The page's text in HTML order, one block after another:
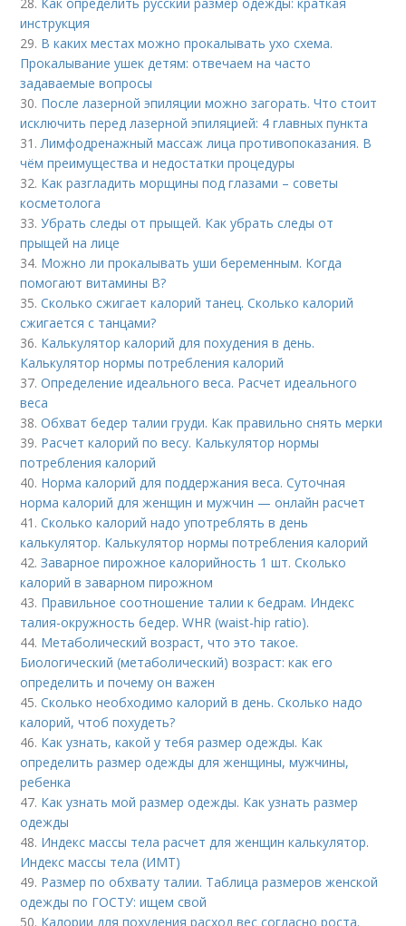
инструкция
29. В каких местах можно прокалывать ухо схема.
Прокалывание ушек детям: отвечаем на часто
задаваемые вопросы
30. После лазерной эпиляции можно загорать. Что стоит
исключить перед лазерной эпиляцией: 4 главных пункта
31.Лимфодренажный массаж лица противопоказания. В
чём преимущества и недостатки процедуры
32. Как разгладить морщины под глазами – советы
косметолога
33.Убрать следы от прыщей. Как убрать следы от
прыщей на лице
34. Можно ли прокалывать уши беременным. Когда
помогают витамины B?
35.Сколько сжигает калорий танец. Сколько калорий
сжигается с танцами?
36. Калькулятор калорий для похудения в день.
Калькулятор нормы потребления калорий
37.Определение идеального веса. Расчет идеального
веса
38.Обхват бедер талии груди. Как правильно снять мерки
39. Расчет калорий по весу. Калькулятор нормы
потребления калорий
40. Норма калорий для поддержания веса. Суточная
норма калорий для женщин и мужчин — онлайн расчет
41.Сколько калорий надо употреблять в день
калькулятор. Калькулятор нормы потребления калорий
42.Заварное пирожное калорийность 1 шт. Сколько
калорий в заварном пирожном
43. Правильное соотношение талии к бедрам. Индекс
талия-окружность бедер. WHR (waist-hip ratio).
44. Метаболический возраст, что это такое.
Биологический (метаболический) возраст: как его
определить и почему он важен
45.Сколько необходимо калорий в день. Сколько надо
калорий, чтоб похудеть?
46. Как узнать, какой у тебя размер одежды. Как
определить размер одежды для женщины, мужчины,
ребенка
47. Как узнать мой размер одежды. Как узнать размер
одежды
48. Индекс массы тела расчет для женщин калькулятор.
Индекс массы тела (ИМТ)
49. Размер по обхвату талии. Таблица размеров женской
одежды по ГОСТУ: ищем свой
50. Калории для похудения расход вес согласно роста.